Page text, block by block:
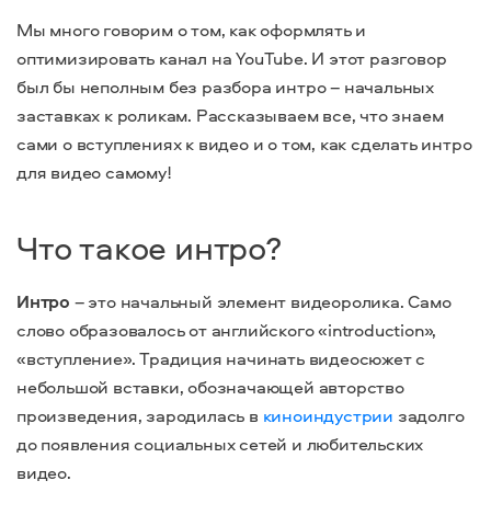
Мы много говорим о том, как оформлять и
оптимизировать канал на YouTube. И этот разговор
был бы неполным без разбора интро – начальных
заставках к роликам. Рассказываем все, что знаем
сами о вступлениях к видео и о том, как сделать интро
для видео самому!
Что такое интро?
Интро – это начальный элемент видеоролика. Само
слово образовалось от английского «introduction»,
«вступление». Традиция начинать видеосюжет с
небольшой вставки, обозначающей авторство
произведения, зародилась в киноиндустрии задолго
до появления социальных сетей и любительских
видео.